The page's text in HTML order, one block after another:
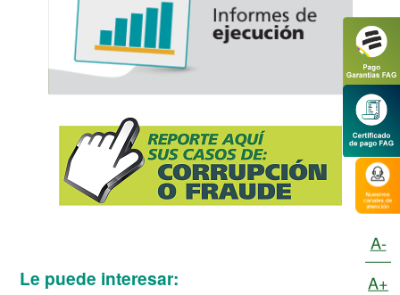
Le puede interesar:
A-
A+